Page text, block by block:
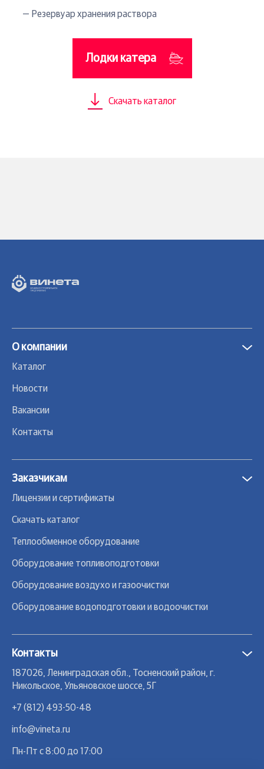
— Резервуар хранения раствора
Лодки катера
Скачать каталог
О компании
Каталог
Новости
Вакансии
Контакты
Заказчикам
Лицензии и сертификаты
Скачать каталог
Теплообменное оборудование
Оборудование топливоподготовки
Оборудование воздухо и газоочистки
Оборудование водоподготовки и водоочистки
Контакты
187026, Ленинградская обл., Тосненский район, г.
Никольское, Ульяновское шоссе, 5Г
+7 (812) 493-50-48
info@vineta.ru
Пн-Пт с 8:00 до 17:00